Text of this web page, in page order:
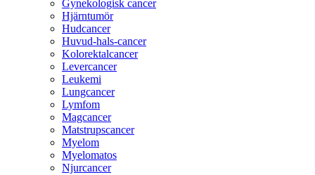
Gynekologisk cancer
Hjärntumör
Hudcancer
Huvud-hals-cancer
Kolorektalcancer
Levercancer
Leukemi
Lungcancer
Lymfom
Magcancer
Matstrupscancer
Myelom
Myelomatos
Njurcancer